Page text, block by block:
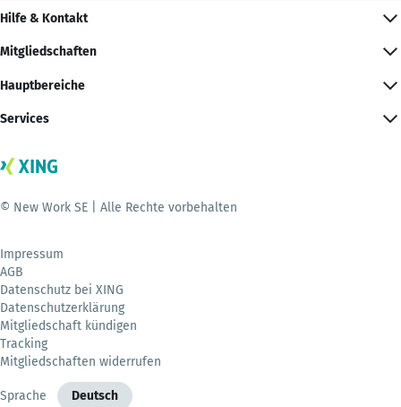
Hilfe & Kontakt
Mitgliedschaften
Hauptbereiche
Services
© New Work SE | Alle Rechte vorbehalten
Impressum
AGB
Datenschutz bei XING
Datenschutzerklärung
Mitgliedschaft kündigen
Tracking
Mitgliedschaften widerrufen
Sprache Deutsch